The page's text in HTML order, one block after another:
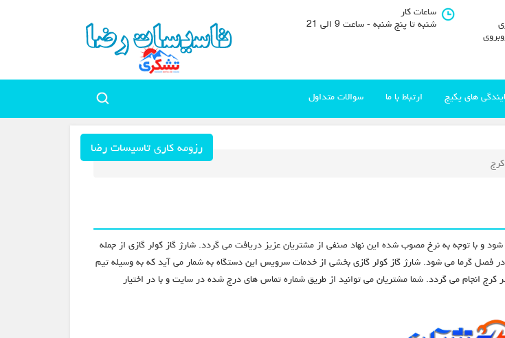
ساعات کار
شنبه تا پنج شنبه - ساعت 9 الی 21
های پکیج ارتباط با ما سوالات متداول
رزومه کاری تاسیسات رضا
و با توجه به نرخ مصوب شده این نهاد صنفی از مشتریان عزیز دریافت می گردد. شارژ گاز کولر گازی از جمله
فصل گرما می شود. شارژ گاز کولر گازی بخشی از خدمات سرویس این دستگاه به شمار می آید که به وسیله تیم
انجام می گردد. شما مشتریان می توانید از طریق شماره تماس های درج شده در سایت و با در اختیار